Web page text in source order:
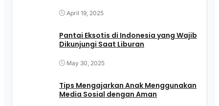
April 19, 2025
Pantai Eksotis di Indonesia yang Wajib
Dikunjungi Saat Liburan
May 30, 2025
Tips Mengajarkan Anak Menggunakan
Media Sosial dengan Aman